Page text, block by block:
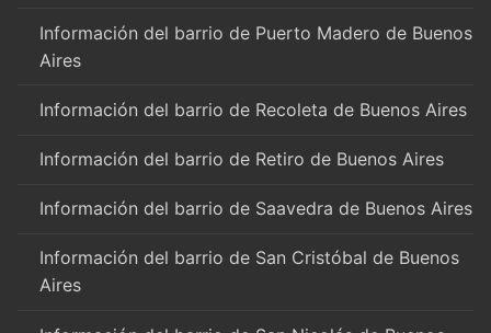
Información del barrio de Puerto Madero de Buenos
Aires
Información del barrio de Recoleta de Buenos Aires
Información del barrio de Retiro de Buenos Aires
Información del barrio de Saavedra de Buenos Aires
Información del barrio de San Cristóbal de Buenos
Aires